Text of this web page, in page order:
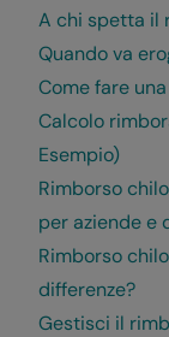
A chi spetta il
Quando va
Come fare
Calcolo
Esempio)
Rimborso
per aziende e
Rimborso
differenze?
Gestisci il